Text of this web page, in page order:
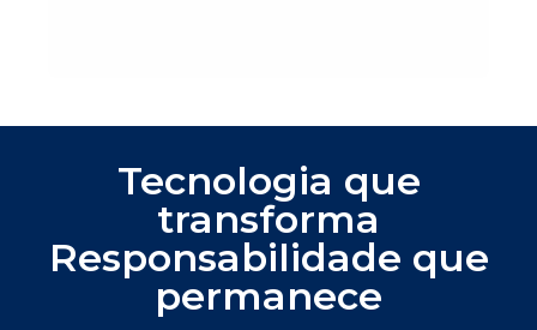
Tecnologia que
transforma
Responsabilidade que
permanece